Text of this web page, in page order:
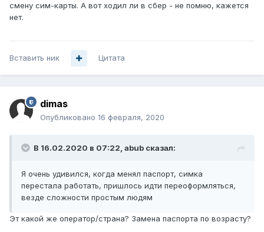
смену сим-карты. А вот ходил ли в сбер - не помню, кажется
нет.
Вставить ник Цитата
dimas
Опубликовано 16 февраля, 2020
В 16.02.2020 в 07:22, abub сказал:
Я очень удивился, когда менял паспорт, симка
перестала работать, пришлось идти переоформляться,
везде сложности простым людям
Эт какой же оператор/страна? Замена паспорта по возрасту?